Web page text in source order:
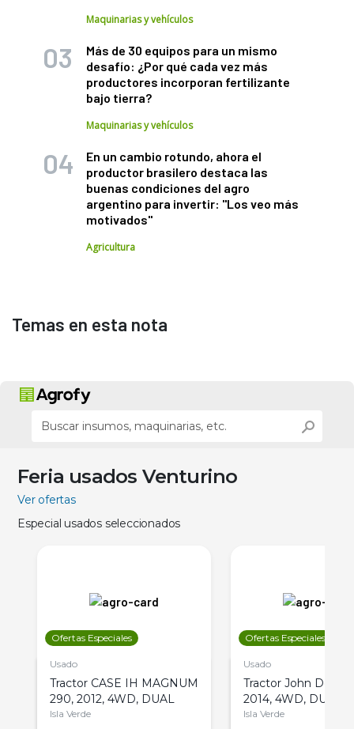
Maquinarias y vehículos
Más de 30 equipos para un mismo
desafío: ¿Por qué cada vez más
productores incorporan fertilizante
bajo tierra?
Maquinarias y vehículos
En un cambio rotundo, ahora el
productor brasilero destaca las
buenas condiciones del agro
argentino para invertir: "Los veo más
motivados"
Agricultura
Temas en esta nota
Feria usados Venturino
Ver ofertas
Especial usados seleccionados
Ofertas Especiales
Usado
Tractor CASE IH MAGNUM
290, 2012, 4WD, DUAL
Isla Verde
Ofertas Especiales
Usado
Tractor John Deere
2014, 4WD, DUAL
Isla Verde